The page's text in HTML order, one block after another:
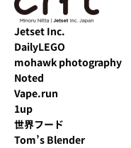
Jetset Inc.
DailyLEGO
mohawk photography
Noted
Vape.run
1up
世界フード
Tom’s Blender